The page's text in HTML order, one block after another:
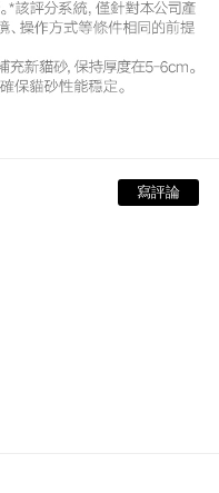
寫評論